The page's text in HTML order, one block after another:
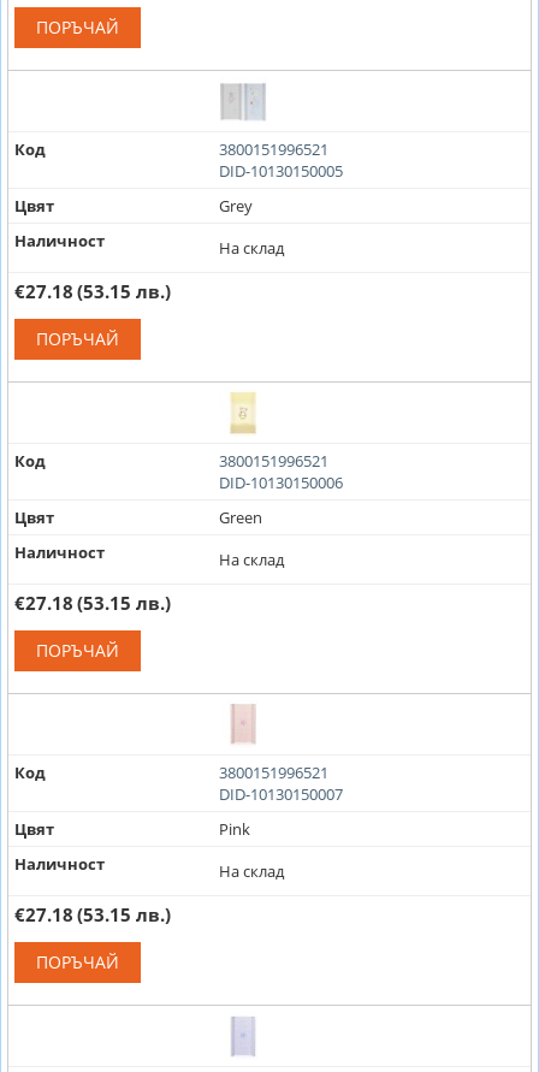
ПОРЪЧАЙ
Код
3800151996521
DID-10130150005
Цвят
Grey
Наличност
На склад
€27.18 (53.15 лв.)
ПОРЪЧАЙ
Код
3800151996521
DID-10130150006
Цвят
Green
Наличност
На склад
€27.18 (53.15 лв.)
ПОРЪЧАЙ
Код
3800151996521
DID-10130150007
Цвят
Pink
Наличност
На склад
€27.18 (53.15 лв.)
ПОРЪЧАЙ